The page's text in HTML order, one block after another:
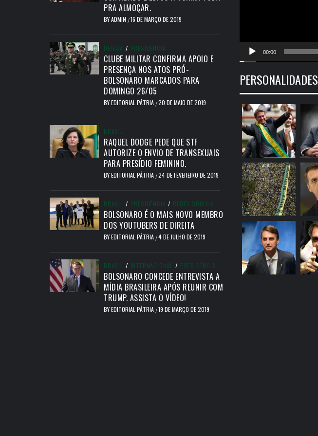
PRA ALMOÇAR.
BYADMIN /16 DE MARÇO DE 2019
DEFESA / PRESIDÊNCIA
CLUBE MILITAR CONFIRMA APOIO E
PRESENÇA NOS ATOS PRÓ-
BOLSONARO MARCADOS PARA
DOMINGO 26/05
BYEDITORIAL PÁTRIA /20 DE MAIO DE 2019
BRASIL
RAQUEL DODGE PEDE QUE STF
AUTORIZE O ENVIO DE TRANSEXUAIS
PARA PRESÍDIO FEMININO.
BYEDITORIAL PÁTRIA /24 DE FEVEREIRO DE 2019
BRASIL / PRESIDÊNCIA / REDES SOCIAIS
BOLSONARO É O MAIS NOVO MEMBRO
DOS YOUTUBERS DE DIREITA
BYEDITORIAL PÁTRIA /4 DE JULHO DE 2019
BRASIL / INTERNACIONAL / PRESIDÊNCIA
BOLSONARO CONCEDE ENTREVISTA A
MÍDIA BRASILEIRA APÓS REUNIR COM
TRUMP. ASSISTA O VÍDEO!
BYEDITORIAL PÁTRIA /19 DE MARÇO DE 2019
00:00
PERSONALIDADES